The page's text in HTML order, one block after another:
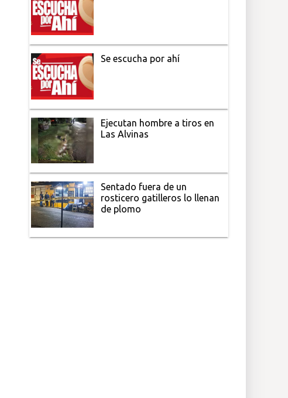
Se escucha por ahí
Ejecutan hombre a tiros en
Las Alvinas
Sentado fuera de un
rosticero gatilleros lo llenan
de plomo